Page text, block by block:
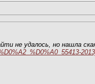
не удалось, но нашла